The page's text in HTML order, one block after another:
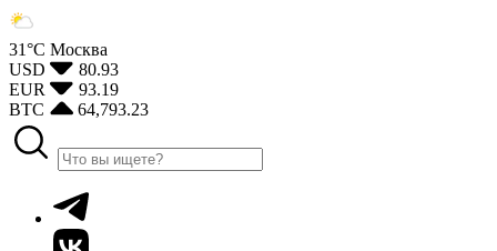
31°С Москва
USD
80.93
EUR
93.19
BTC
64,793.23